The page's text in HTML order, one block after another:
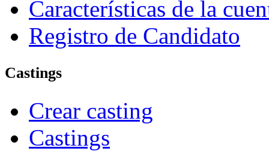
Características de la
Registro de Candidato
Castings
Crear casting
Castings